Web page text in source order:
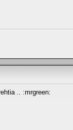
.. :mrgreen: